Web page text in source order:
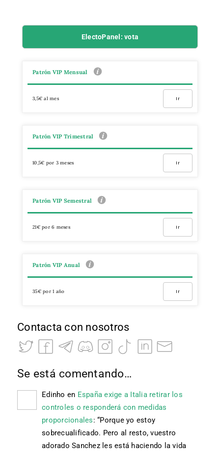
ElectoPanel: vota
Patrón VIP Mensual
3,5€ al mes Ir
Patrón VIP Trimestral
10,5€ por 3 meses Ir
Patrón VIP Semestral
21€ por 6 meses Ir
Patrón VIP Anual
35€ por 1 año Ir
Contacta con nosotros
Se está comentando…
Edinho en España exige a Italia retirar los
controles o responderá con medidas
proporcionales: “Porque yo estoy
sobrecualificado. Pero al resto, vuestro
adorado Sanchez les está haciendo la vida